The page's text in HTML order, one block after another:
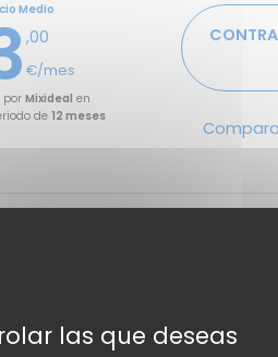
Medio
,00
€/mes
porMixideal en
de12 meses
las que deseas